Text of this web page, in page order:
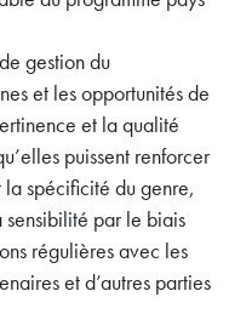
gestion du
et les opportunités de
et la qualité
puissent renforcer
la spécificité du genre,
sensibilité par le biais
régulières avec les
et d’autres parties